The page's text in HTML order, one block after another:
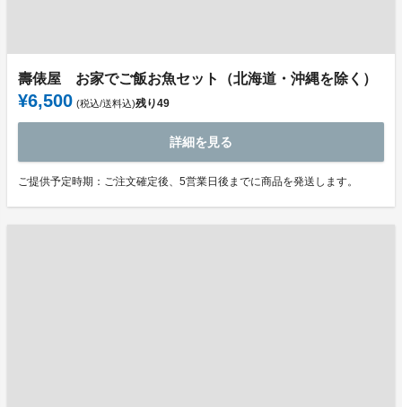
壽俵屋 お家でご飯お魚セット（北海道・沖縄を除く）
¥6,500 (税込/送料込)残り49
詳細を見る
ご提供予定時期：ご注文確定後、5営業日後までに商品を発送します。